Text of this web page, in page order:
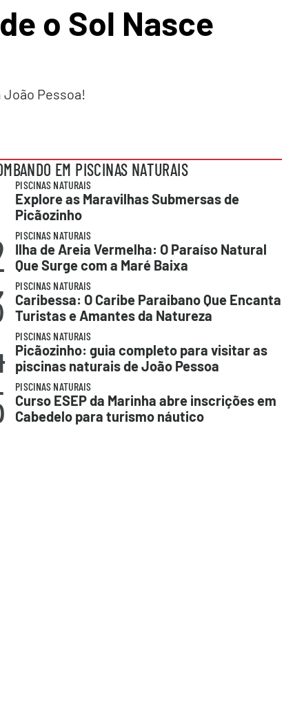
o Sol Nasce
Pessoa!
EM PISCINAS NATURAIS
PISCINAS NATURAIS
Explore as Maravilhas Submersas de
Picãozinho
PISCINAS NATURAIS
Ilha de Areia Vermelha: O Paraíso Natural
Que Surge com a Maré Baixa
PISCINAS NATURAIS
Caribessa: O Caribe Paraibano Que Encanta
Turistas e Amantes da Natureza
PISCINAS NATURAIS
Picãozinho: guia completo para visitar as
piscinas naturais de João Pessoa
PISCINAS NATURAIS
Curso ESEP da Marinha abre inscrições em
Cabedelo para turismo náutico